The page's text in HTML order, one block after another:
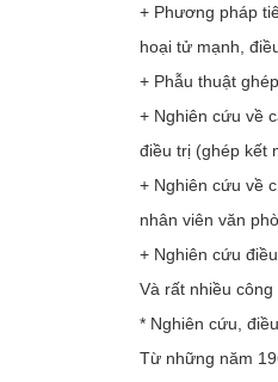
+ Phương pháp
hoại tử mạnh,
+ Phẫu thuật
+ Nghiên cứu về
điều trị (ghép kết
+ Nghiên cứu về
nhân viên văn
+ Nghiên cứu
Và rất nhiều
* Nghiên cứu,
Từ những năm